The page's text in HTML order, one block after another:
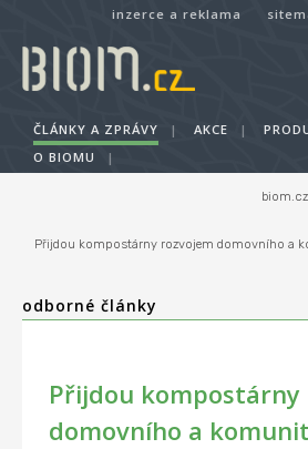
inzerce a reklama
ČLÁNKY A ZPRÁVY | AKCE |
O BIOMU
|
biom.cz
Přijdou kompostárny rozvojem domovního a
odborné články
Přijdou kompostárny
domovního a